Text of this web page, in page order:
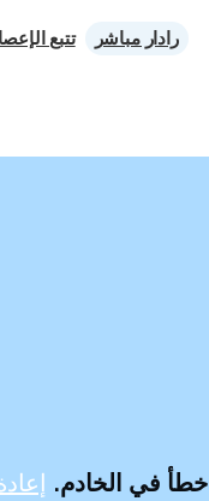
خطأ في الخادم.
رادار مباشر تتبع